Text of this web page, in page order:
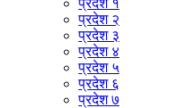
प्रदेश १
प्रदेश २
प्रदेश ३
प्रदेश ४
प्रदेश ५
प्रदेश ६
प्रदेश ७